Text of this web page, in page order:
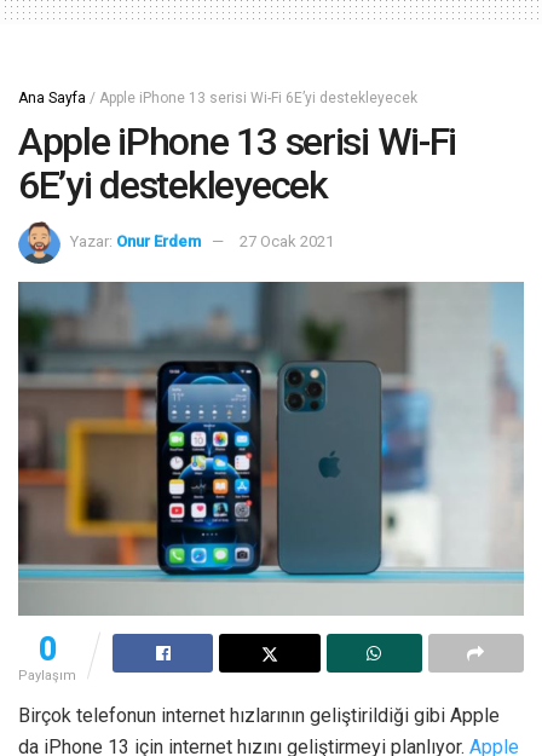
Ana Sayfa / Apple iPhone 13 serisi Wi-Fi 6E’yi destekleyecek
Apple iPhone 13 serisi Wi-Fi
6E’yi destekleyecek
Yazar: Onur Erdem 27 Ocak 2021
0
Paylaşım
Birçok telefonun internet hızlarının geliştirildiği gibi Apple
da iPhone 13 için internet hızını geliştirmeyi planlıyor. Apple